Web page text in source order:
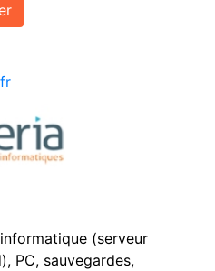
(serveur
PC, sauvegardes,